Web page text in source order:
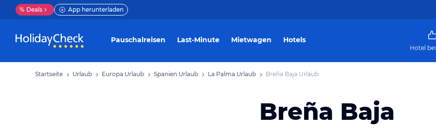
% Deals App herunterladen
Pauschalreisen Last-Minute Mietwagen Hotels
Hotel
Startseite Urlaub Europa Urlaub Spanien Urlaub La Palma Urlaub Breña Baja Urlaub
Breña Baja